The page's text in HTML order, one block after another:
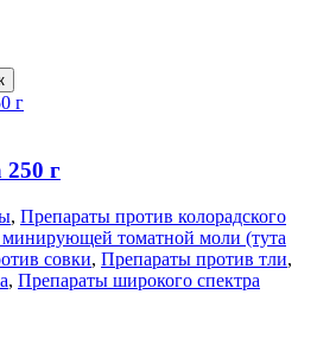
г
, Препараты против колорадского
томатной моли (тута
совки, Препараты против тли,
, Препараты широкого спектра